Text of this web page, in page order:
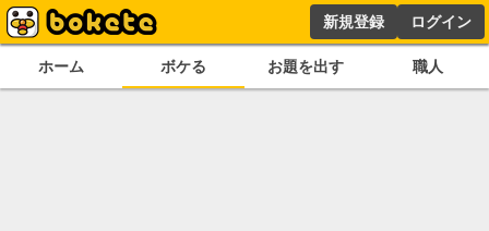
新規登録 ログイン
ホーム ボケる お題を出す 職人